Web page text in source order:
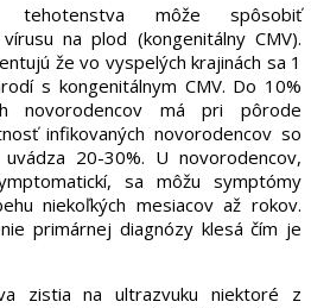
tehotenstva môže spôsobiť
na plod (kongenitálny CMV).
že vo vyspelých krajinách sa 1
s kongenitálnym CMV. Do 10%
novorodencov má pri pôrode
infikovaných novorodencov so
20-30%. U novorodencov,
sa môžu symptómy
niekoľkých mesiacov až rokov.
primárnej diagnózy klesá čím je
zistia na ultrazvuku niektoré z